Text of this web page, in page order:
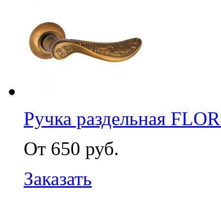
Ручка раздельная
От 650 руб.
Заказать